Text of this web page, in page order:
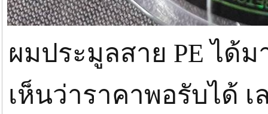
ผมประมูลสาย PE ได้
เห็นว่าราคาพอรับได้